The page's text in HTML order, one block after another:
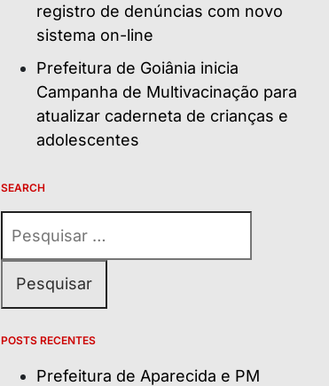
registro de denúncias com novo
sistema on-line
Prefeitura de Goiânia inicia
Campanha de Multivacinação para
atualizar caderneta de crianças e
adolescentes
SEARCH
por:
POSTS RECENTES
Prefeitura de Aparecida e PM